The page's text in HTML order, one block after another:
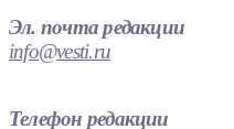
Эл. почта редакции
info@vesti.ru
Телефон редакции